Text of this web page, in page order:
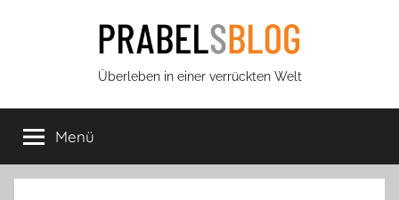
Prabels
Blog
Überleben in einer verrückten Welt
Menü